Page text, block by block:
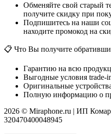
Обменяйте свой старый
получите скидку при
Подпишитесь на наши
находите промокод на
📋 Что Вы получите
Гарантию на всю
Выгодные условия trade-
Оригинальные
Полную информацию о
2026 © Miraphone.ru | ИП
320470400048945